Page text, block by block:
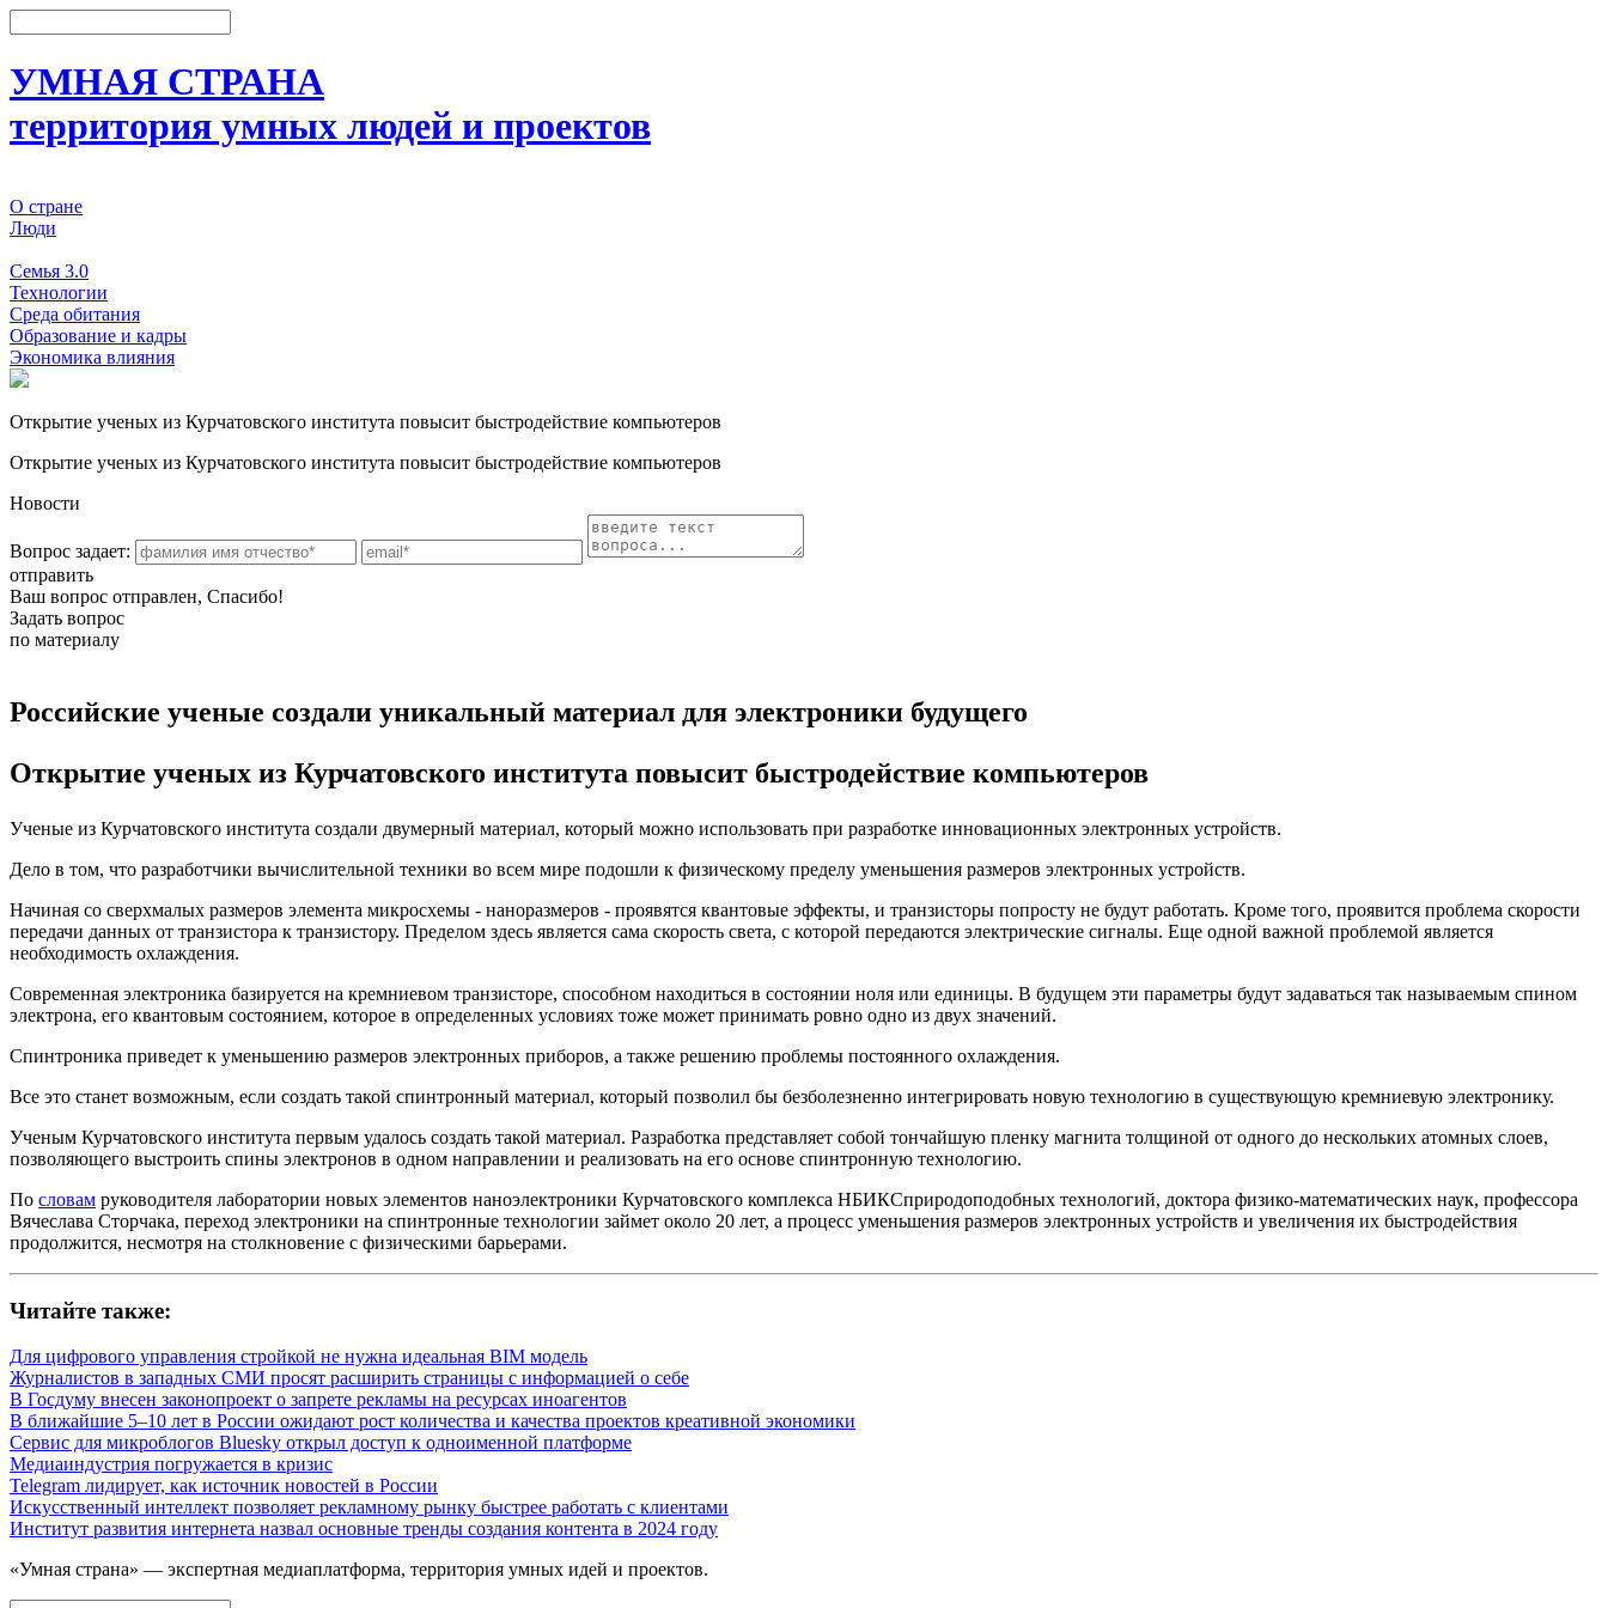
УМНАЯ СТРАНА
территория умных людей и проектов
О стране
Люди
Семья 3.0
Технологии
Среда обитания
Образование и кадры
Экономика влияния
Открытие ученых из Курчатовского института повысит быстродействие компьютеров
Открытие ученых из Курчатовского института повысит быстродействие компьютеров
Новости
Вопрос задает:
отправить
Ваш вопрос отправлен, Спасибо!
Задать вопрос
по материалу
Российские ученые создали уникальный материал для электроники будущего
Открытие ученых из Курчатовского института повысит быстродействие компьютеров
Ученые из Курчатовского института создали двумерный материал, который можно использовать при разработке инновационных электронных устройств.
Дело в том, что разработчики вычислительной техники во всем мире подошли к физическому пределу уменьшения размеров электронных устройств.
Начиная со сверхмалых размеров элемента микросхемы - наноразмеров - проявятся квантовые эффекты, и транзисторы попросту не будут работать. Кроме того, проявится проблема скорости
передачи данных от транзистора к транзистору. Пределом здесь является сама скорость света, с которой передаются электрические сигналы. Еще одной важной проблемой является
необходимость охлаждения.
Современная электроника базируется на кремниевом транзисторе, способном находиться в состоянии ноля или единицы. В будущем эти параметры будут задаваться так называемым спином
электрона, его квантовым состоянием, которое в определенных условиях тоже может принимать ровно одно из двух значений.
Спинтроника приведет к уменьшению размеров электронных приборов, а также решению проблемы постоянного охлаждения.
Все это станет возможным, если создать такой спинтронный материал, который позволил бы безболезненно интегрировать новую технологию в существующую кремниевую электронику.
Ученым Курчатовского института первым удалось создать такой материал. Разработка представляет собой тончайшую пленку магнита толщиной от одного до нескольких атомных слоев,
позволяющего выстроить спины электронов в одном направлении и реализовать на его основе спинтронную технологию.
По словам руководителя лаборатории новых элементов наноэлектроники Курчатовского комплекса НБИКСприродоподобных технологий, доктора физико-математических наук, профессора
Вячеслава Сторчака, переход электроники на спинтронные технологии займет около 20 лет, а процесс уменьшения размеров электронных устройств и увеличения их быстродействия
продолжится, несмотря на столкновение с физическими барьерами.
Читайте также:
Для цифрового управления стройкой не нужна идеальная BIM модель
Журналистов в западных СМИ просят расширить страницы с информацией о себе
В Госдуму внесен законопроект о запрете рекламы на ресурсах иноагентов
В ближайшие 5–10 лет в России ожидают рост количества и качества проектов креативной экономики
Сервис для микроблогов Bluesky открыл доступ к одноименной платформе
Медиаиндустрия погружается в кризис
Telegram лидирует, как источник новостей в России
Искусственный интеллект позволяет рекламному рынку быстрее работать с клиентами
Институт развития интернета назвал основные тренды создания контента в 2024 году
«Умная страна» — экспертная медиаплатформа, территория умных идей и проектов.